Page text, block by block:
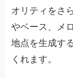
オリティをさ
やベース、メ
地点を生成す
くれます。